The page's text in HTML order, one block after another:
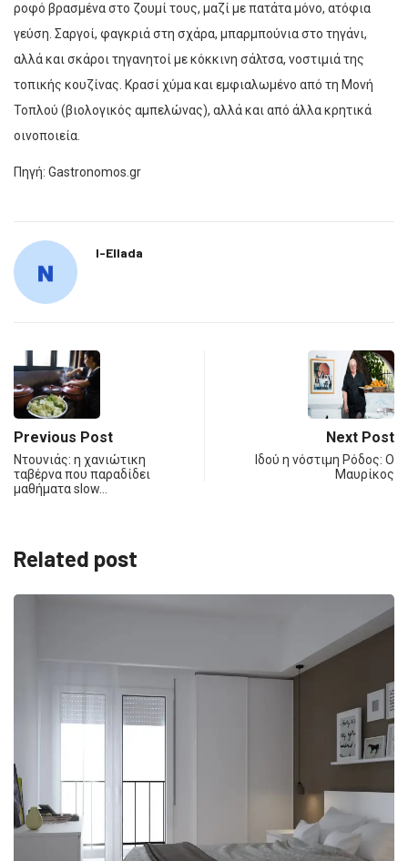
ροφό βρασμένα στο ζουμί τους, μαζί με πατάτα μόνο, ατόφια
γεύση. Σαργοί, φαγκριά στη σχάρα, μπαρμπούνια στο τηγάνι,
αλλά και σκάροι τηγανητοί με κόκκινη σάλτσα, νοστιμιά της
τοπικής κουζίνας. Κρασί χύμα και εμφιαλωμένο από τη Μονή
Τοπλού (βιολογικός αμπελώνας), αλλά και από άλλα κρητικά
οινοποιεία.
Πηγή: Gastronomos.gr
I-Ellada
Previous Post
Ντουνιάς: η χανιώτικη
ταβέρνα που παραδίδει
μαθήματα slow…
Next Post
Ιδού η νόστιμη Ρόδος: Ο
Μαυρίκος
Related post